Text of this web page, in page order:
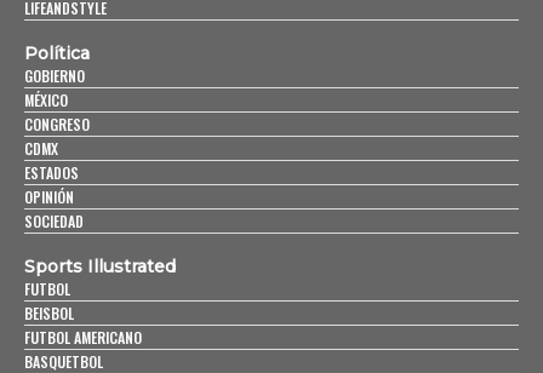
LIFEANDSTYLE
Política
GOBIERNO
MÉXICO
CONGRESO
CDMX
ESTADOS
OPINIÓN
SOCIEDAD
Sports Illustrated
FUTBOL
BEISBOL
FUTBOL AMERICANO
BASQUETBOL